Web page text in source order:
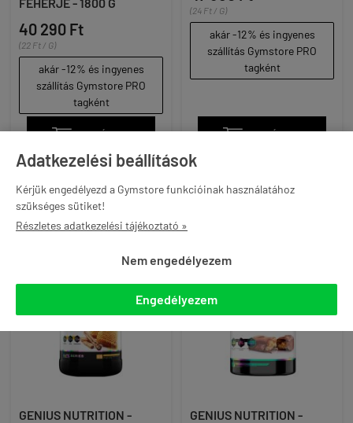
Adatkezelési beállítások
Kérjük engedélyezd a Gymstore funkcióinak használatához
szükséges sütiket!
Részletes adatkezelési tájékoztató »
Nem engedélyezem
Engedélyezem
40 290 Ft
(22 Ft / G)
akár -12% és ingyenes
szállítás Gymstore PRO
tagként
 KOSÁRBA
(24 Ft / G)
akár -12% és ingyenes
szállítás Gymstore PRO
tagként
 KOSÁRBA
GENIUS NUTRITION -
GENIUS NUTRITION -